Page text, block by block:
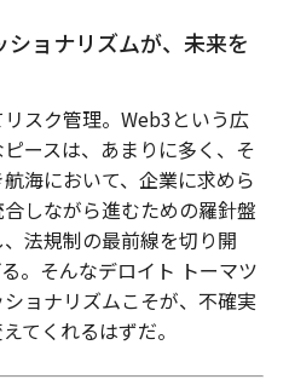
ョナリズムが、未来を
スク管理。Web3という広
ースは、あまりに多く、そ
海において、企業に求めら
しながら進むための羅針盤
法規制の最前線を切り開
。そんなデロイト トーマツ
ョナリズムこそが、不確実
てくれるはずだ。